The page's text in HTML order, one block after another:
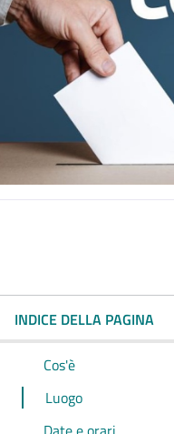
INDICE DELLA PAGINA
Cos'è
Luogo